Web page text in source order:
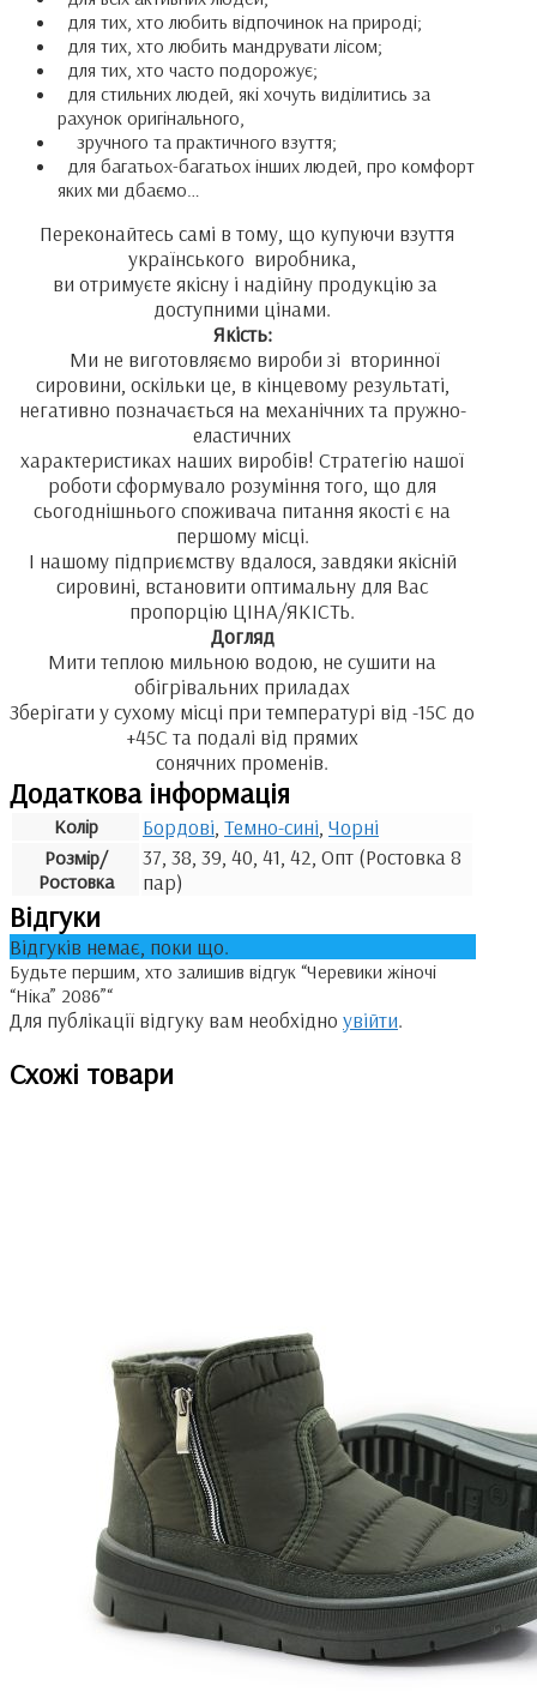
для тих, хто любить відпочинок на природі;
для тих, хто любить мандрувати лісом;
для тих, хто часто подорожує;
для стильних людей, які хочуть виділитись за
рахунок оригінального,
зручного та практичного взуття;
для багатьох-багатьох інших людей, про комфорт
яких ми дбаємо…
Переконайтесь самі в тому, що купуючи взуття
українського виробника,
ви отримуєте якісну і надійну продукцію за
доступними цінами.
Якість:
Ми не виготовляємо вироби зі вторинної
сировини, оскільки це, в кінцевому результаті,
негативно позначається на механічних та пружно-
еластичних
характеристиках наших виробів! Стратегію нашої
роботи сформувало розуміння того, що для
сьогоднішнього споживача питання якості є на
першому місці.
І нашому підприємству вдалося, завдяки якісній
сировині, встановити оптимальну для Вас
пропорцію ЦІНА/ЯКІСТЬ.
Догляд
Мити теплою мильною водою, не сушити на
обігрівальних приладах
Зберігати у сухому місці при температурі від -15С до
+45С та подалі від прямих
сонячних променів.
Додаткова інформація
Колір Бордові Темно-сині Чорні
Розмір/
Ростовка
37, 38, 39, 40, 41, 42, Опт (Ростовка 8
пар)
Відгуки
Відгуків немає, поки що.
Будьте першим, хто залишив відгук “Черевики жіночі
“Ніка” 2086”“
Для публікації відгуку вам необхідно увійти.
Схожі товари